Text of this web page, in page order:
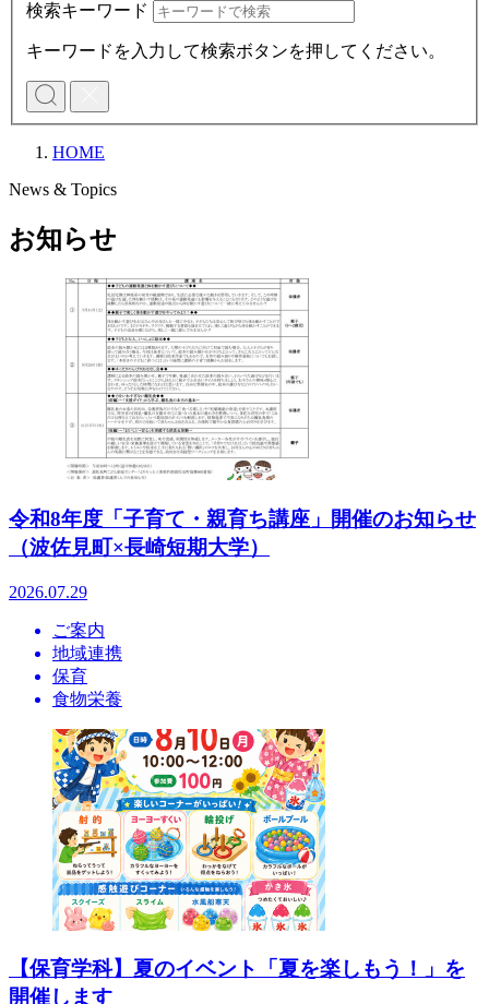
検索キーワード
キーワードを入力して検索ボタンを押してください。
HOME
News & Topics
お知らせ
令和8年度「子育て・親育ち講座」開催のお知らせ
（波佐見町×長崎短期大学）
2026.07.29
ご案内
地域連携
保育
食物栄養
【保育学科】夏のイベント「夏を楽しもう！」を
開催します